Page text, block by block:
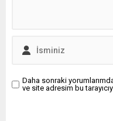
Daha sonraki
ve site adresim bu